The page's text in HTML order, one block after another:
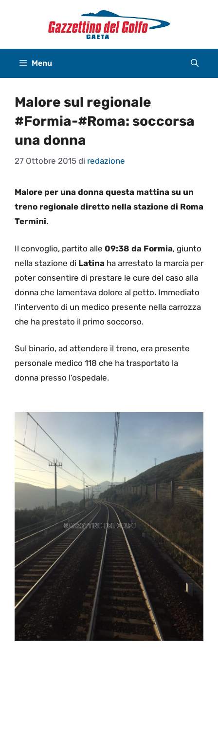
Menu
Malore sul regionale
#Formia-#Roma: soccorsa
una donna
27 Ottobre 2015 di redazione
Malore per una donna questa mattina su un
treno regionale diretto nella stazione di Roma
Termini.
Il convoglio, partito alle 09:38 da Formia, giunto
nella stazione di Latina ha arrestato la marcia per
poter consentire di prestare le cure del caso alla
donna che lamentava dolore al petto. Immediato
l’intervento di un medico presente nella carrozza
che ha prestato il primo soccorso.
Sul binario, ad attendere il treno, era presente
personale medico 118 che ha trasportato la
donna presso l’ospedale.